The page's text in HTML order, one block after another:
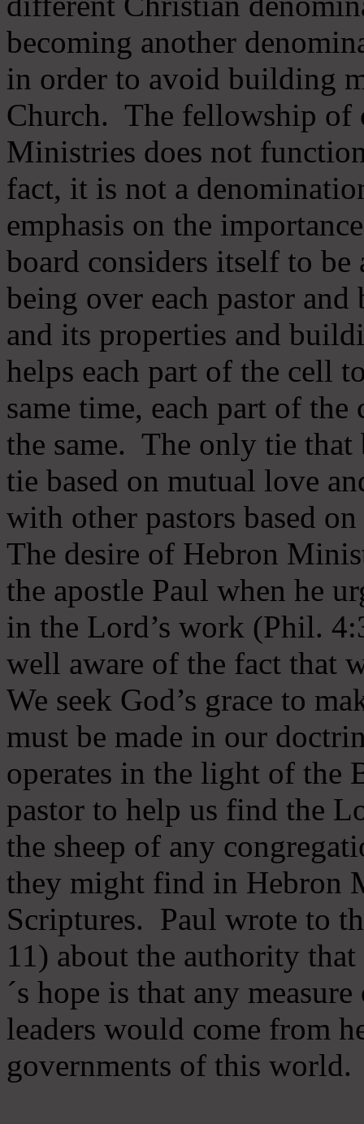
becoming another
in order to avoid building
Church. The fellowship of
Ministries does not
fact, it is not a
emphasis on the
board considers itself to be
being over each pastor
and its properties and
helps each part of the cell
same time, each part of
the same. The only tie that
tie based on mutual love
with other pastors based
The desire of Hebron
the apostle Paul when he
in the Lord’s work (Phil.
well aware of the fact that
We seek God’s grace to
must be made in our
operates in the light of the
pastor to help us find the
the sheep of any
they might find in Hebron
Scriptures. Paul wrote to
11) about the authority
´s hope is that any
leaders would come from
governments of this world.